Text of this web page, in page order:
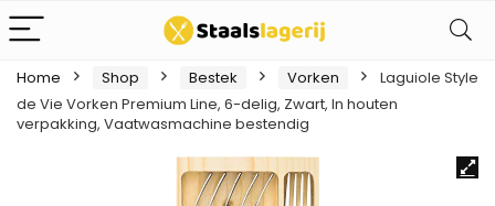
Home Shop Bestek Vorken
Laguiole Style
de Vie Vorken Premium Line, 6-delig, Zwart, In houten
verpakking, Vaatwasmachine bestendig